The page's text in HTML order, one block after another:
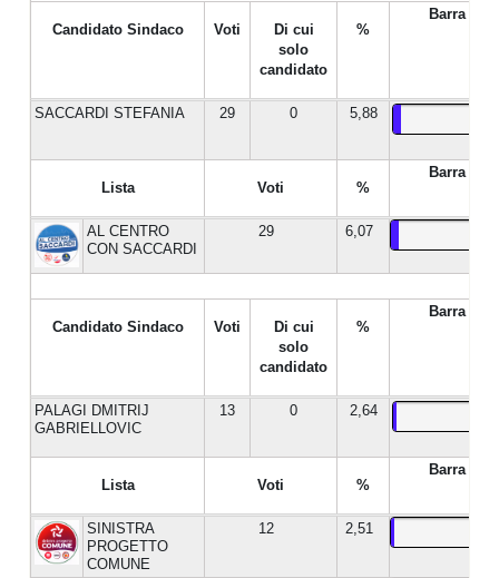
Candidato Sindaco Voti
Di cui
solo
candidato
%
Barra %
SACCARDI STEFANIA 29 0 5,88
Lista Voti %
Barra %
AL CENTRO
CON SACCARDI
29 6,07
Candidato Sindaco Voti
Di cui
solo
candidato
%
Barra %
PALAGI DMITRIJ
GABRIELLOVIC
13 0 2,64
Lista Voti %
Barra %
SINISTRA
PROGETTO
COMUNE
12 2,51